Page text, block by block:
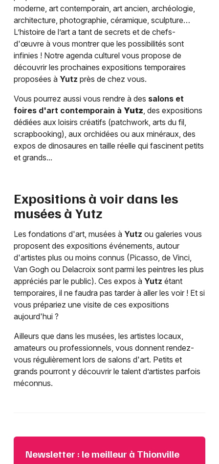
moderne, art contemporain, art ancien, archéologie,
architecture, photographie, céramique, sculpture…
L’histoire de l’art a tant de secrets et de chefs-
d'œuvre à vous montrer que les possibilités sont
infinies ! Notre agenda culturel vous propose de
découvrir les prochaines expositions temporaires
proposées à Yutz près de chez vous.
Vous pourrez aussi vous rendre à des salons et
foires d'art contemporain à Yutz, des expositions
dédiées aux loisirs créatifs (patchwork, arts du fil,
scrapbooking), aux orchidées ou aux minéraux, des
expos de dinosaures en taille réelle qui fascinent petits
et grands...
Expositions à voir dans les
musées à Yutz
Les fondations d'art, musées à Yutz ou galeries vous
proposent des expositions événements, autour
d'artistes plus ou moins connus (Picasso, de Vinci,
Van Gogh ou Delacroix sont parmi les peintres les plus
appréciés par le public). Ces expos à Yutz étant
temporaires, il ne faudra pas tarder à aller les voir ! Et si
vous prépariez une visite de ces expositions
aujourd'hui ?
Ailleurs que dans les musées, les artistes locaux,
amateurs ou professionnels, vous donnent rendez-
vous régulièrement lors de salons d'art. Petits et
grands pourront y découvrir le talent d’artistes parfois
méconnus.
Newsletter : le meilleur à Thionville